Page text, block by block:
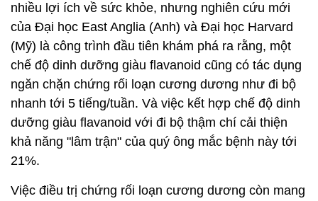
nhiều lợi ích về sức khỏe, nhưng nghiên cứu mới
của Đại học East Anglia (Anh) và Đại học Harvard
(Mỹ) là công trình đầu tiên khám phá ra rằng, một
chế độ dinh dưỡng giàu flavanoid cũng có tác dụng
ngăn chặn chứng rối loạn cương dương như đi bộ
nhanh tới 5 tiếng/tuần. Và việc kết hợp chế độ dinh
dưỡng giàu flavanoid với đi bộ thậm chí cải thiện
khả năng "lâm trận" của quý ông mắc bệnh này tới
21%.
Việc điều trị chứng rối loạn cương dương còn mang